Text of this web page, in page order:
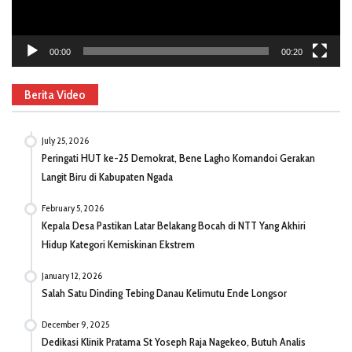
00:00 00:20
Berita Video
July 25, 2026
Peringati HUT ke-25 Demokrat, Bene Lagho Komandoi Gerakan
Langit Biru di Kabupaten Ngada
February 5, 2026
Kepala Desa Pastikan Latar Belakang Bocah di NTT Yang Akhiri
Hidup Kategori Kemiskinan Ekstrem
January 12, 2026
Salah Satu Dinding Tebing Danau Kelimutu Ende Longsor
December 9, 2025
Dedikasi Klinik Pratama St Yoseph Raja Nagekeo, Butuh Analis